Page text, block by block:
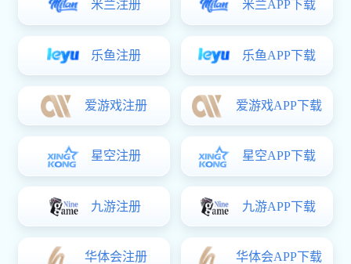
意式懒人单人沙发
TDS-48RD